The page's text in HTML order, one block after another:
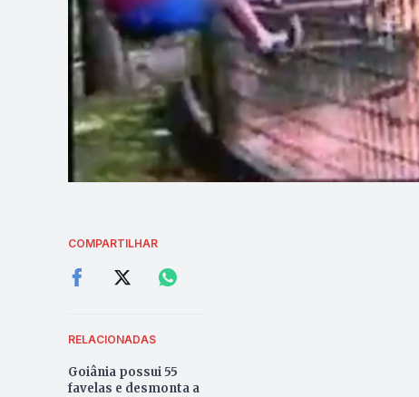
COMPARTILHAR
RELACIONADAS
Goiânia possui 55
favelas e desmonta a